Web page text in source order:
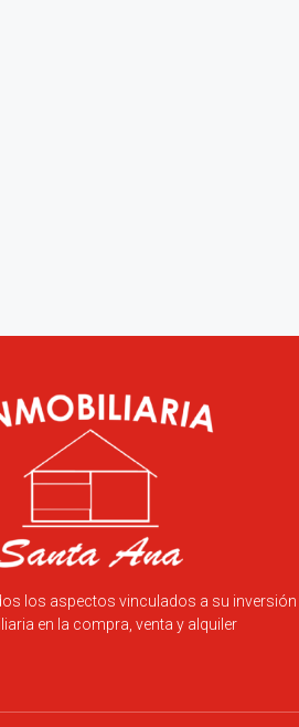
los aspectos vinculados a su inversión
en la compra, venta y alquiler